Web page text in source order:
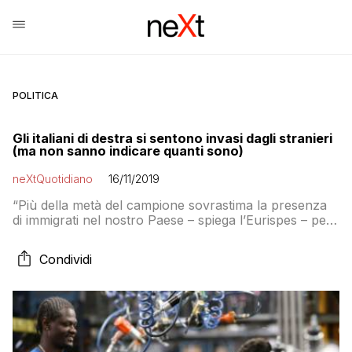
POLITICA
Gli italiani di destra si sentono invasi dagli stranieri
(ma non sanno indicare quanti sono)
neXtQuotidiano 16/11/2019
“Più della metà del campione sovrastima la presenza
di immigrati nel nostro Paese – spiega l’Eurispes – per
del 24%, come a dire c’è un residente su quattro in
Italia sarebbe non italiano”
Condividi